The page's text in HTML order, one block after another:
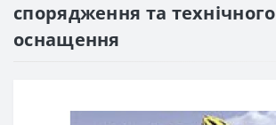
спорядження та технічного
оснащення